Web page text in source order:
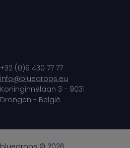
+32 (0)9 430 77 77
info@bluedrops.eu
Koninginnelaan 3 - 9031
Drongen - België